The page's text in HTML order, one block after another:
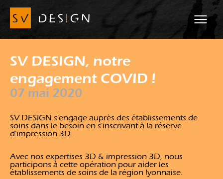
SV DESIGN, notre
engagement COVID !
07 mai 2020
SV DESIGN s'engage auprès des établissements de
soins dans le besoin en s'inscrivant à la réserve
d'impression 3D.
Avec nos expertises 3D & impression 3D, nous
participons à cette opération pour aider les
établissements de soins de la région lyonnaise.